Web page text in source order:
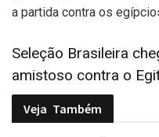
a partida contra os
Seleção Brasileira
amistoso contra o
Veja Também